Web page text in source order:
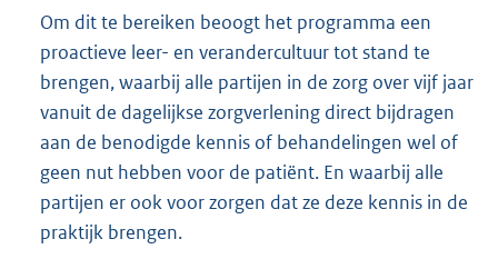
Om dit te bereiken beoogt het programma een
proactieve leer- en verandercultuur tot stand te
brengen, waarbij alle partijen in de zorg over vijf jaar
vanuit de dagelijkse zorgverlening direct bijdragen
aan de benodigde kennis of behandelingen wel of
geen nut hebben voor de patiënt. En waarbij alle
partijen er ook voor zorgen dat ze deze kennis in de
praktijk brengen.